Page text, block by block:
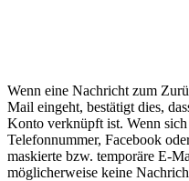
Wenn eine Nachricht zum
Mail eingeht, bestätigt dies,
Konto verknüpft ist. Wenn
Telefonnummer, Facebook
maskierte bzw. temporäre E-
möglicherweise keine